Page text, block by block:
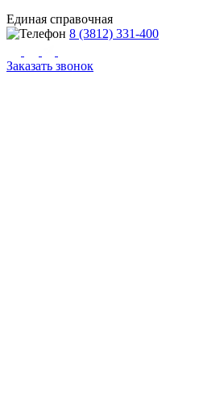
Единая справочная
8 (3812) 331-400
Заказать звонок